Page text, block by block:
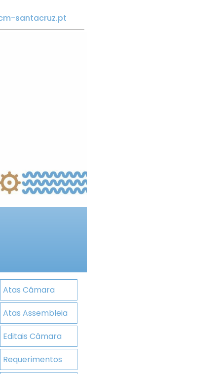
santacruz.pt
Atas Câmara
Atas Assembleia
Editais Câmara
Requerimentos